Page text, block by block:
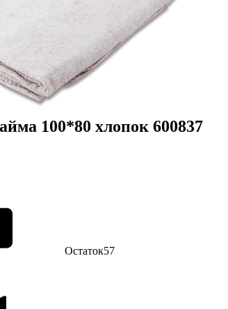
100*80 хлопок 600837
Остаток57